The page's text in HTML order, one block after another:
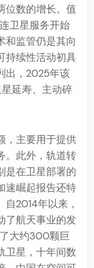
位数的增长。值
卫星服务开始
和监管仍是其向
持续性活动初具
出，2025年该
延寿、主动碎
，主要用于提供
。此外，轨道转
是在卫星部署的
速崛起报告还特
2014年以来，
了航天事业的发
大约300颗巨
卫星，十年间数